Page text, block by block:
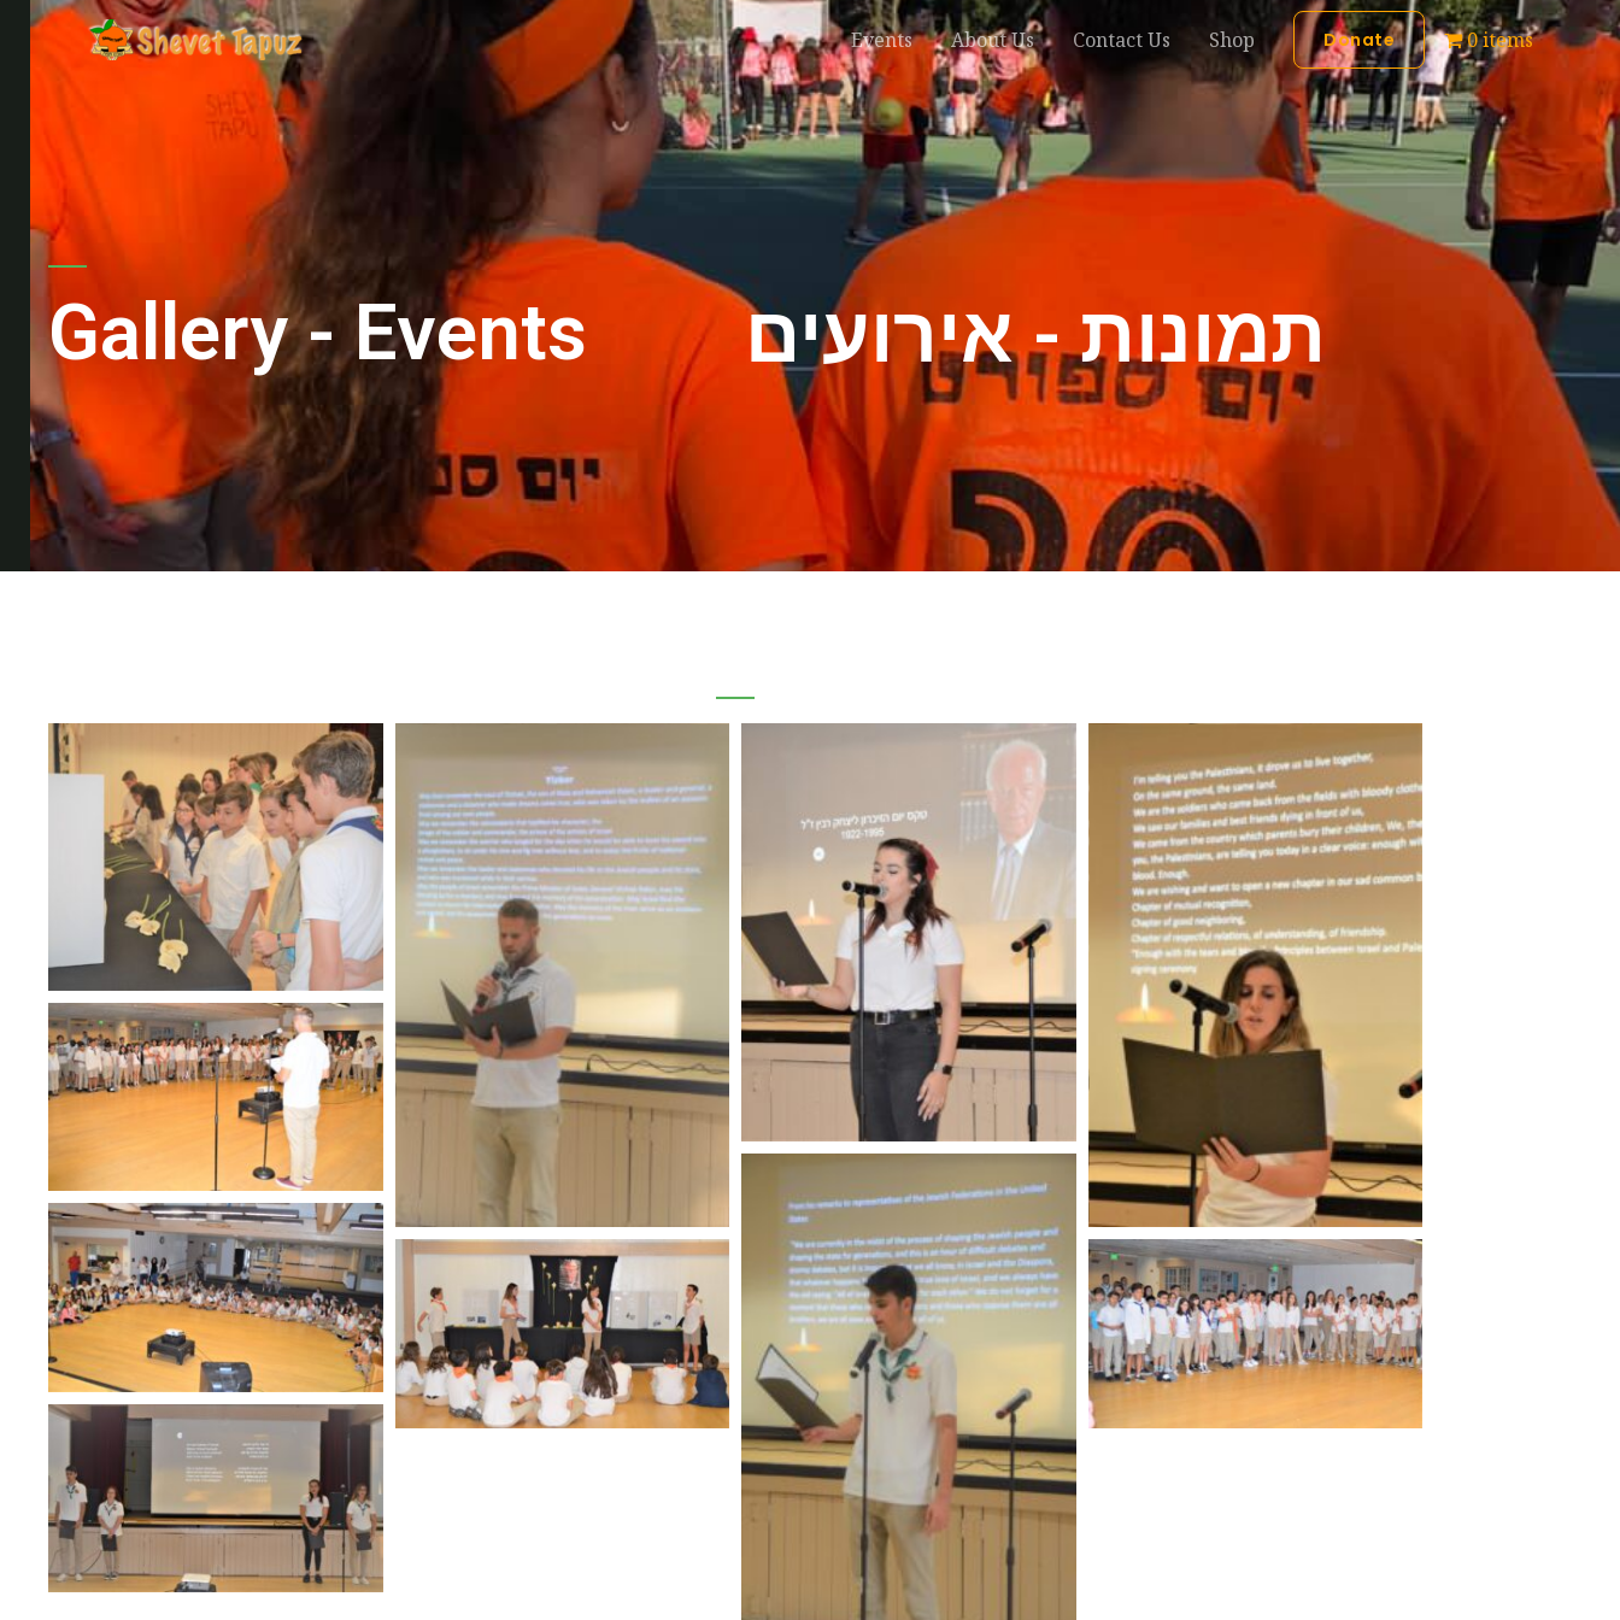
Events About Us Contact Us Shop Donate 0 items
Gallery - Events תמונות - אירועים